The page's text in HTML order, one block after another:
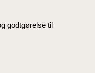
godtgørelse til